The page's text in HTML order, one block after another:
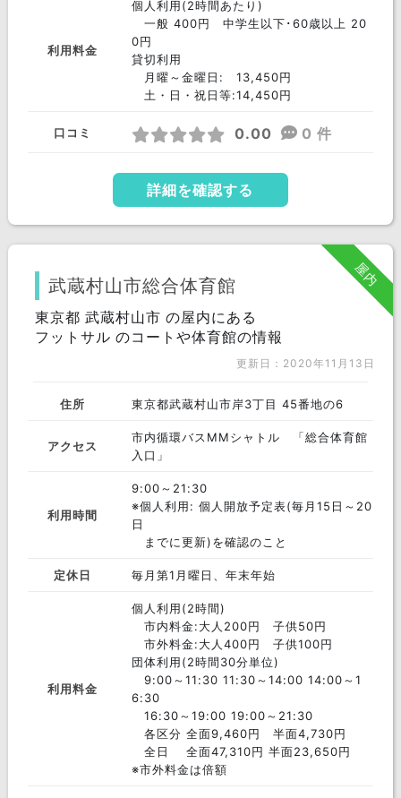
利用料金
個人利用(2時間あたり)
一般 400円 中学生以下･60歳以上 20
0円
貸切利用
月曜～金曜日: 13,450円
土・日・祝日等:14,450円
口コミ 0.00 0 件
詳細を確認する
屋内
武蔵村山市総合体育館
東京都 武蔵村山市 の屋内にある
フットサル のコートや体育館の情報
更新日：2020年11月13日
住所 東京都武蔵村山市岸3丁目 45番地の6
アクセス
市内循環バスMMシャトル 「総合体育館
入口」
利用時間
9:00～21:30
※個人利用: 個人開放予定表(毎月15日～20
日
までに更新)を確認のこと
定休日 毎月第1月曜日、年末年始
利用料金
個人利用(2時間)
市内料金:大人200円 子供50円
市外料金:大人400円 子供100円
団体利用(2時間30分単位)
9:00～11:30 11:30～14:00 14:00～1
6:30
16:30～19:00 19:00～21:30
各区分 全面9,460円 半面4,730円
全日 全面47,310円 半面23,650円
※市外料金は倍額